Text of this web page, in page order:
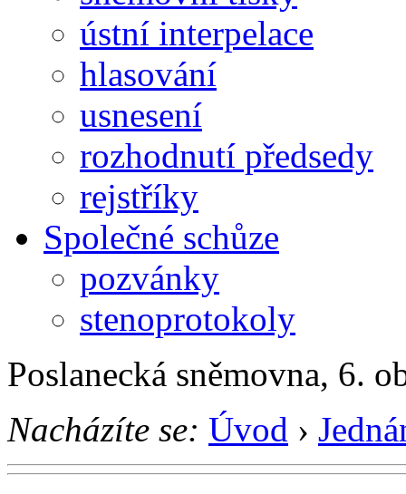
ústní interpelace
hlasování
usnesení
rozhodnutí předsedy
rejstříky
Společné schůze
pozvánky
stenoprotokoly
Poslanecká sněmovna, 6.
Nacházíte se: Úvod ›